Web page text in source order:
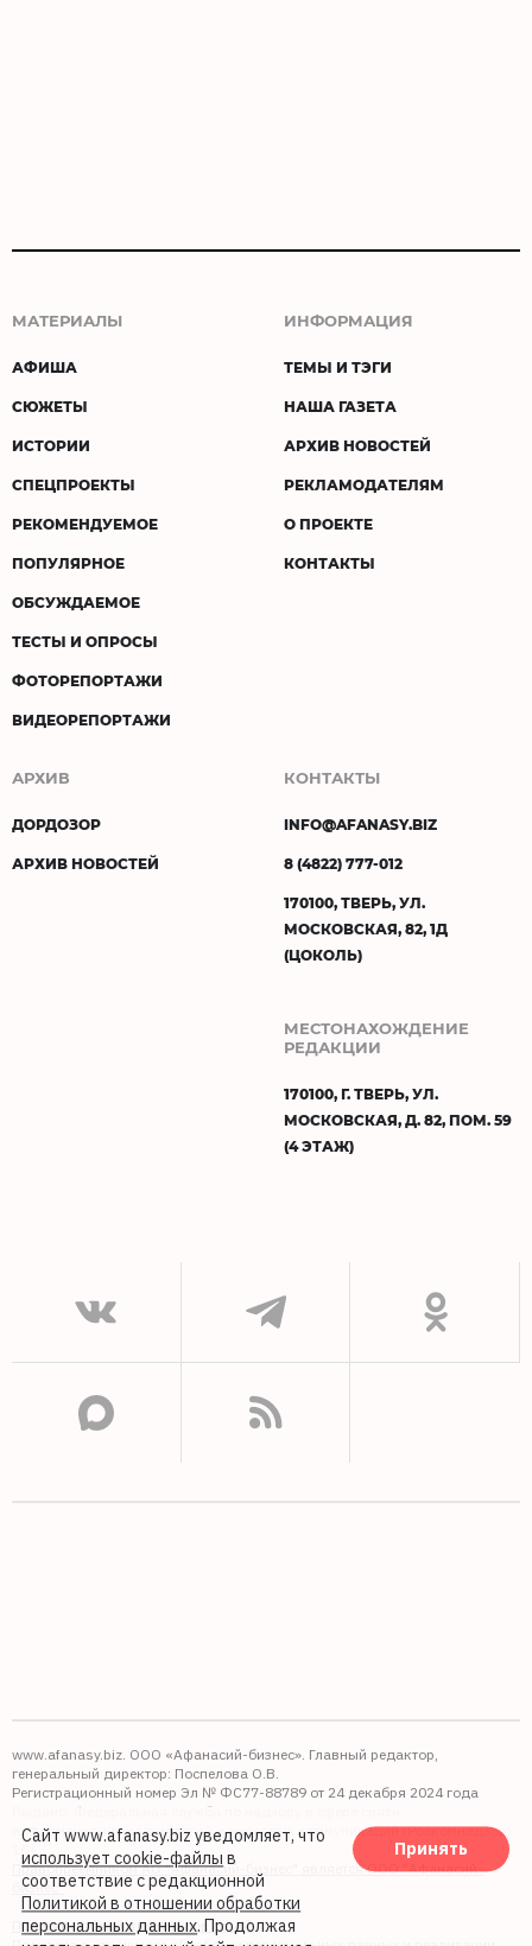
МАТЕРИАЛЫ
АФИША
СЮЖЕТЫ
ИСТОРИИ
СПЕЦПРОЕКТЫ
РЕКОМЕНДУЕМОЕ
ПОПУЛЯРНОЕ
ОБСУЖДАЕМОЕ
ТЕСТЫ И ОПРОСЫ
ФОТОРЕПОРТАЖИ
ВИДЕОРЕПОРТАЖИ
ИНФОРМАЦИЯ
ТЕМЫ И ТЭГИ
НАША ГАЗЕТА
АРХИВ НОВОСТЕЙ
РЕКЛАМОДАТЕЛЯМ
О ПРОЕКТЕ
КОНТАКТЫ
АРХИВ
ДОРДОЗОР
АРХИВ НОВОСТЕЙ
КОНТАКТЫ
INFO@AFANASY.BIZ
8 (4822) 777-012
170100, ТВЕРЬ, УЛ.
МОСКОВСКАЯ, 82, 1Д
(ЦОКОЛЬ)
МЕСТОНАХОЖДЕНИЕ
РЕДАКЦИИ
170100, Г. ТВЕРЬ, УЛ.
МОСКОВСКАЯ, Д. 82, ПОМ. 59
(4 ЭТАЖ)
www.afanasy.biz. ООО «Афанасий-бизнес». Главный редактор,
генеральный директор: Поспелова О.В.
Регистрационный номер Эл № ФС77-88789 от 24 декабря 2024 года
Выдано: Федеральная служба по надзору в сфере связи,
информационных технологий и массовых коммуникаций (Роскомнадзор).
Правопреемником АО "Афанасий-бизнес" является ООО "Афанасий-
бизнес"
Политика обработки файлов cookie
Сайт www.afanasy.biz уведомляет, что
использует cookie-файлы в
соответствие с редакционной
Политикой в отношении обработки
персональных данных. Продолжая
Принять